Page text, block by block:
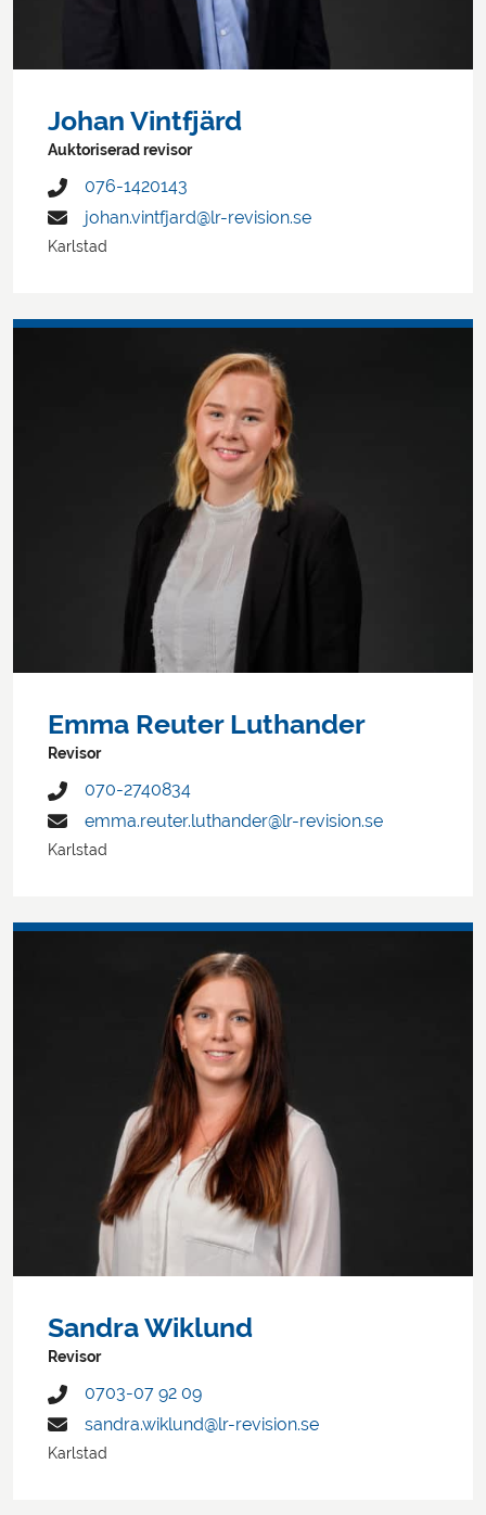
Johan Vintfjärd
Auktoriserad revisor
076-1420143
johan.vintfjard@lr-revision.se
Karlstad
Emma Reuter Luthander
Revisor
070-2740834
emma.reuter.luthander@lr-revision.se
Karlstad
Sandra Wiklund
Revisor
0703-07 92 09
sandra.wiklund@lr-revision.se
Karlstad